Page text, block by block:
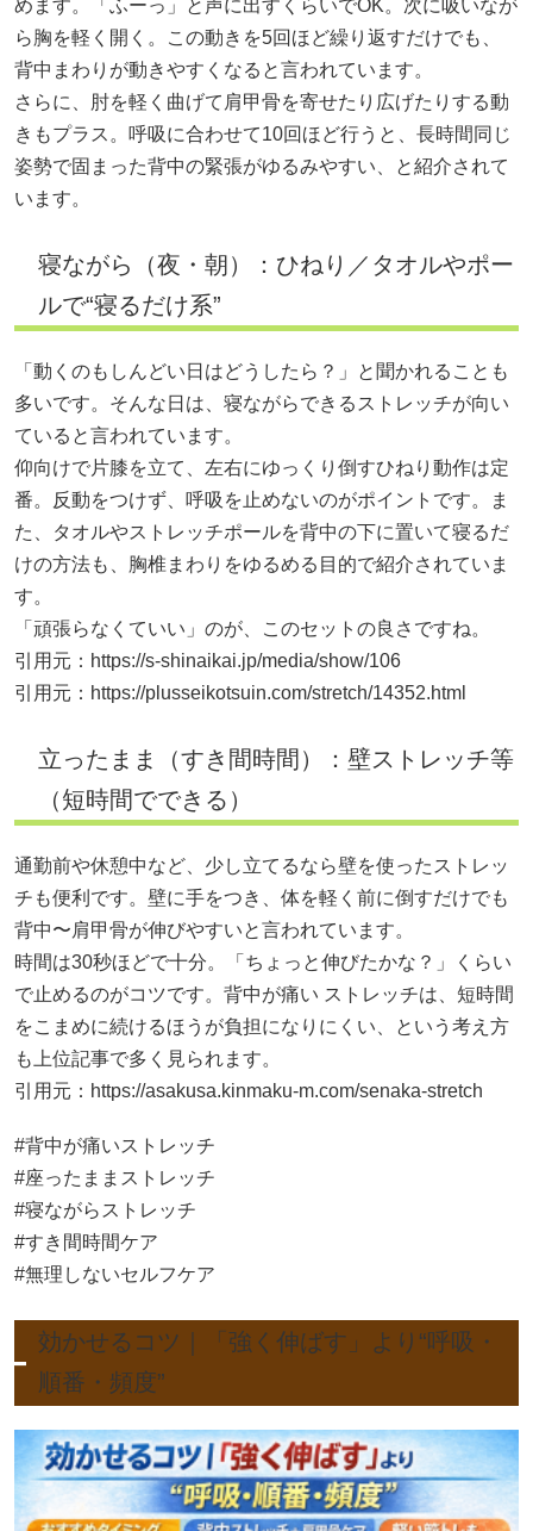
めます。「ふーっ」と声に出すくらいでOK。次に吸いなが
ら胸を軽く開く。この動きを5回ほど繰り返すだけでも、
背中まわりが動きやすくなると言われています。
さらに、肘を軽く曲げて肩甲骨を寄せたり広げたりする動
きもプラス。呼吸に合わせて10回ほど行うと、長時間同じ
姿勢で固まった背中の緊張がゆるみやすい、と紹介されて
います。
寝ながら（夜・朝）：ひねり／タオルやポー
ルで“寝るだけ系”
「動くのもしんどい日はどうしたら？」と聞かれることも
多いです。そんな日は、寝ながらできるストレッチが向い
ていると言われています。
仰向けで片膝を立て、左右にゆっくり倒すひねり動作は定
番。反動をつけず、呼吸を止めないのがポイントです。ま
た、タオルやストレッチポールを背中の下に置いて寝るだ
けの方法も、胸椎まわりをゆるめる目的で紹介されていま
す。
「頑張らなくていい」のが、このセットの良さですね。
引用元： https://s-shinaikai.jp/media/show/106
引用元： https://plusseikotsuin.com/stretch/14352.html
立ったまま（すき間時間）：壁ストレッチ等
（短時間でできる）
通勤前や休憩中など、少し立てるなら壁を使ったストレッ
チも便利です。壁に手をつき、体を軽く前に倒すだけでも
背中〜肩甲骨が伸びやすいと言われています。
時間は30秒ほどで十分。「ちょっと伸びたかな？」くらい
で止めるのがコツです。背中が痛い ストレッチは、短時間
をこまめに続けるほうが負担になりにくい、という考え方
も上位記事で多く見られます。
引用元： https://asakusa.kinmaku-m.com/senaka-stretch
#背中が痛いストレッチ
#座ったままストレッチ
#寝ながらストレッチ
#すき間時間ケア
#無理しないセルフケア
効かせるコツ｜「強く伸ばす」より“呼吸・
順番・頻度”